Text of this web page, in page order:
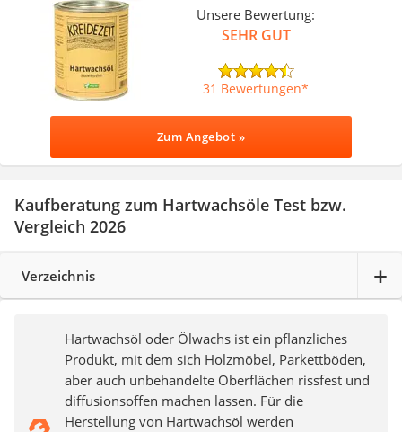
Unsere Bewertung:
SEHR GUT
31 Bewertungen
Zum Angebot »
Kaufberatung zum Hartwachsöle Test bzw.
Vergleich 2026
Verzeichnis
Hartwachsöl oder Ölwachs ist ein pflanzliches
Produkt, mit dem sich Holzmöbel, Parkettböden,
aber auch unbehandelte Oberflächen rissfest und
diffusionsoffen machen lassen. Für die
Herstellung von Hartwachsöl werden